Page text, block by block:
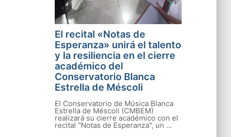
El recital «Notas de
Esperanza» unirá el talento
y la resiliencia en el cierre
académico del
Conservatorio Blanca
Estrella de Méscoli
El Conservatorio de Música Blanca
Estrella de Méscoli (CMBEM)
realizará su cierre académico con el
recital "Notas de Esperanza", un ...